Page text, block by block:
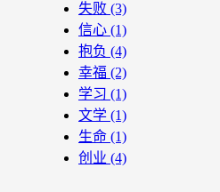
失败 (3)
信心 (1)
抱负 (4)
幸福 (2)
学习 (1)
文学 (1)
生命 (1)
创业 (4)